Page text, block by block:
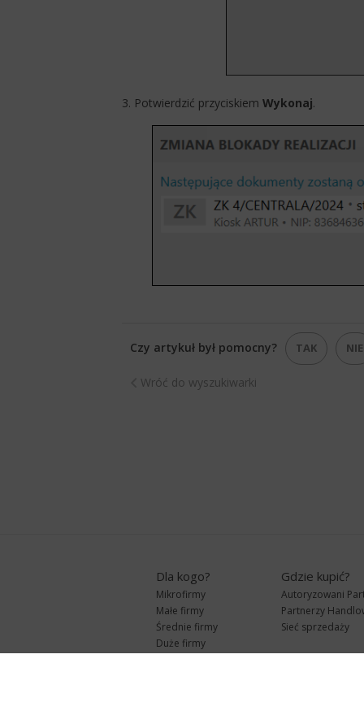
3. Potwierdzić przyciskiem Wykonaj.
Czy artykuł był pomocny? TAK NIE
Wróć do wyszukiwarki
Dla kogo?
Mikrofirmy
Małe firmy
Średnie firmy
Duże firmy
Gdzie kupić?
Autoryzowani
Partnerzy
Sieć sprzedaży